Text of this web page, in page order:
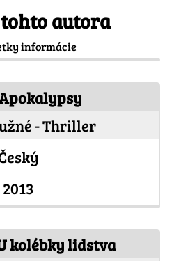
autora
informácie
- Thriller
2013
kolébky lidstva